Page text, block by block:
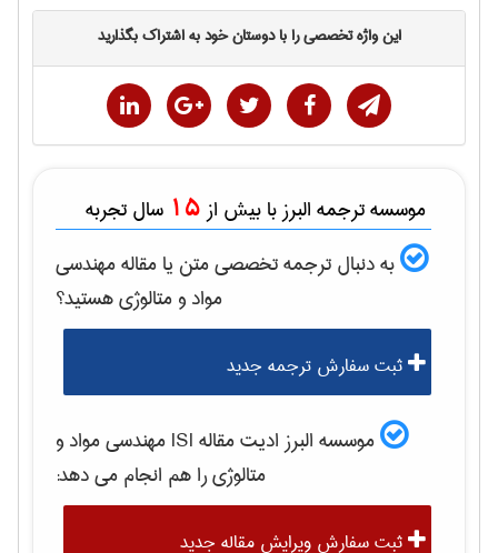
این واژه تخصصی را با دوستان خود به اشتراک بگذارید
موسسه ترجمه البرز با بیش از 15 سال تجربه
به دنبال ترجمه تخصصی متن یا مقالهمهندسی
مواد و متالوژیهستید؟
ثبت سفارش ترجمه جدید
موسسه البرز ادیت مقاله ISI
مهندسی مواد و
متالوژیرا هم انجام می دهد:
ثبت سفارش ویرایش مقاله جدید